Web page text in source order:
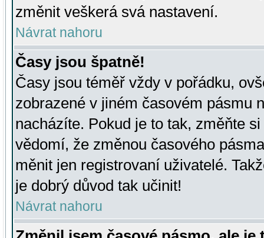
změnit veškerá svá nastavení.
Návrat nahoru
Časy jsou špatně!
Časy jsou téměř vždy v pořádku,
zobrazené v jiném časovém pásmu
nacházíte. Pokud je to tak, změňte
vědomí, že změnou časového
měnit jen registrovaní uživatelé.
je dobrý důvod tak učinit!
Návrat nahoru